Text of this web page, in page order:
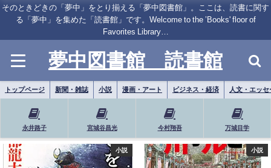
そのときどきの「夢中」をとり揃える「夢中図書館」。ここは、読書に関す
る「夢中」を集めた「読書館」です。Welcome to the ’Books' floor of
Favorites Library…
夢中図書館 読書館
トップページ 新聞・雑誌 小説 漫画・アート ビジネス・経済 人文・エッセ
永井路子 宮城谷昌光 今村翔吾 万城目学
小説 漫画・アート